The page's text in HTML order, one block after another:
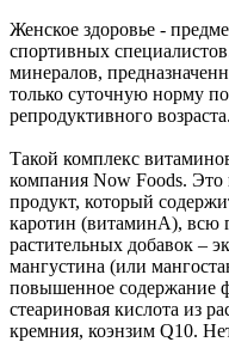
Женское здоровье -
спортивных
минералов,
только суточную норму
репродуктивного возраста.
Такой комплекс
компания Now Foods. Это
продукт, который
каротин (витаминА), всю
растительных добавок –
мангустина (или
повышенное содержание
стеариновая кислота из
кремния, коэнзим Q10.